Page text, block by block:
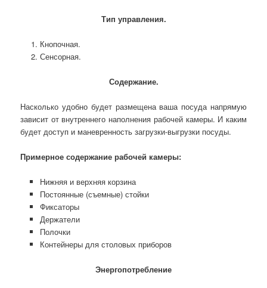
Тип управления.
Кнопочная.
Сенсорная.
Содержание.
Насколько удобно будет размещена ваша посуда напрямую
зависит от внутреннего наполнения рабочей камеры. И каким
будет доступ и маневренность загрузки-выгрузки посуды.
Примерное содержание рабочей камеры:
Нижняя и верхняя корзина
Постоянные (съемные) стойки
Фиксаторы
Держатели
Полочки
Контейнеры для столовых приборов
Энергопотребление